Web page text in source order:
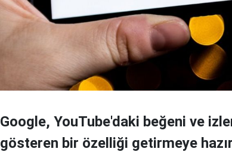
Google, YouTube'daki beğeni ve
gösteren bir özelliği getirmeye